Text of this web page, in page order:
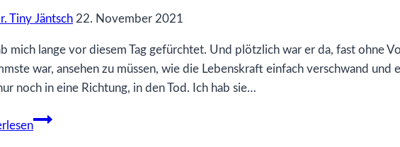
Tiny Jäntsch 22. November 2021
mich lange vor diesem Tag gefürchtet. Und plötzlich war er da, fast ohne
war, ansehen zu müssen, wie die Lebenskraft einfach verschwand
noch in eine Richtung, in den Tod. Ich hab sie…
Es